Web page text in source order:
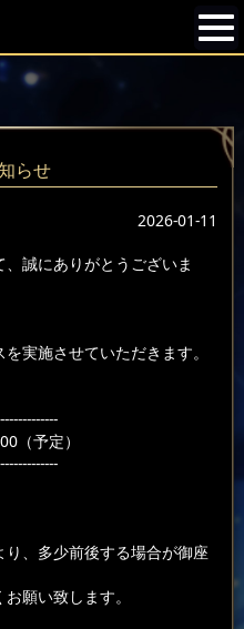
らせ
2026-01-11
誠にありがとうございま
実施させていただきます。
（予定）
、多少前後する場合が御座
願い致します。